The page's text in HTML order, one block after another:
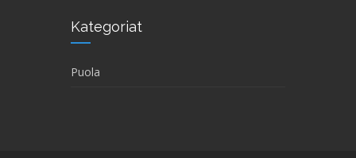
Kategoriat
Puola